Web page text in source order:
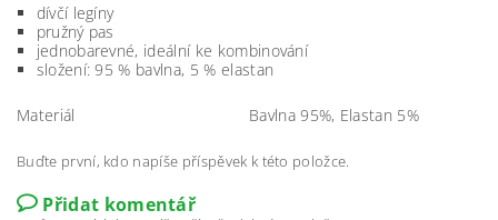
dívčí legíny
pružný pas
jednobarevné, ideální ke kombinování
složení: 95 % bavlna, 5 % elastan
Materiál Bavlna 95%, Elastan 5%
Buďte první, kdo napíše příspěvek k této položce.
Přidat komentář